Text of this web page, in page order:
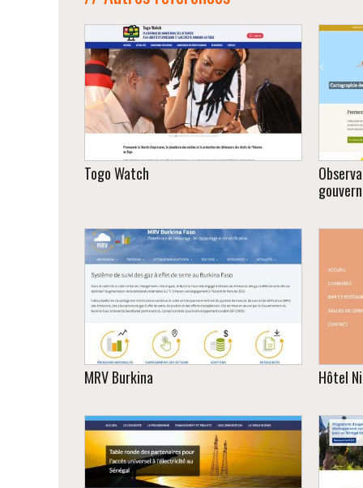
Promouvoir la liberté d’expression, le
pluralisme des médias et la
protection des défenseurs des droits
de l’Homme au Togo.
Togo Watch
Système de suivi des gaz à effet de
serre au Burkina Faso
MRV Burkina
Avec
Hôtel